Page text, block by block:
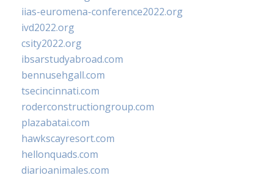
iias-euromena-conference2022.org
ivd2022.org
csity2022.org
ibsarstudyabroad.com
bennusehgall.com
tsecincinnati.com
roderconstructiongroup.com
plazabatai.com
hawkscayresort.com
hellonquads.com
diarioanimales.com